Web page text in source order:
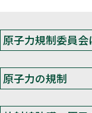
原子力規制委員会
原子力の規制